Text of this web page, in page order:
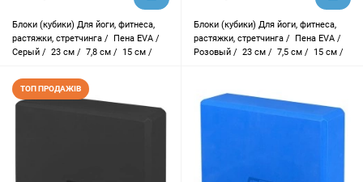
Блоки (кубики) Для йоги, фитнеса,
растяжки, стретчинга /
Пена EVA /
Серый / 23 см / 7,8 см / 15 см /
Блоки (кубики) Для йоги, фитнеса,
растяжки, стретчинга /
Пена EVA /
Розовый / 23 см / 7,5 см / 15 см /
ТОП ПРОДАЖІВ